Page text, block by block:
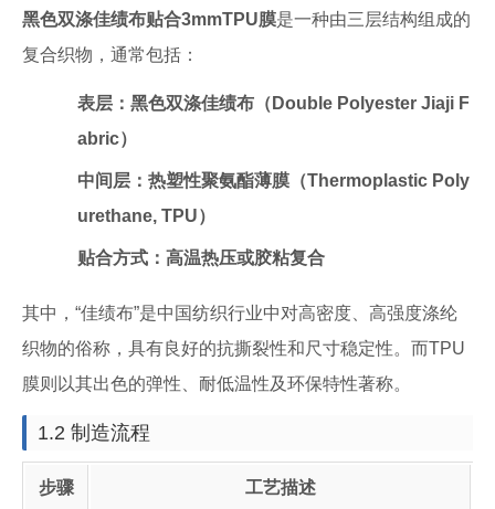
黑色双涤佳绩布贴合3mmTPU膜是一种由三层结构组成的
复合织物，通常包括：
表层：黑色双涤佳绩布（Double Polyester Jiaji F
abric）
中间层：热塑性聚氨酯薄膜（Thermoplastic Poly
urethane, TPU）
贴合方式：高温热压或胶粘复合
其中，“佳绩布”是中国纺织行业中对高密度、高强度涤纶
织物的俗称，具有良好的抗撕裂性和尺寸稳定性。而TPU
膜则以其出色的弹性、耐低温性及环保特性著称。
1.2 制造流程
步骤 工艺描述